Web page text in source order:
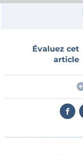
Évaluez cet
article